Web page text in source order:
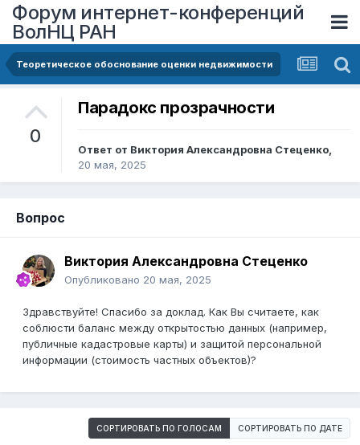
Форум интернет-конференций
ВолНЦ РАН
Теоретическое обоснование оценки недвижимости
0
Парадокс прозрачности
Ответ от Виктория Александровна Стеценко,
20 мая, 2025
Вопрос
Виктория Александровна Стеценко
Опубликовано 20 мая, 2025
Здравствуйте! Спасибо за доклад. Как Вы считаете, как
соблюсти баланс между открытостью данных (например,
публичные кадастровые карты) и защитой персональной
информации (стоимость частных объектов)?
СОРТИРОВАТЬ ПО ГОЛОСАМ СОРТИРОВАТЬ ПО ДАТЕ